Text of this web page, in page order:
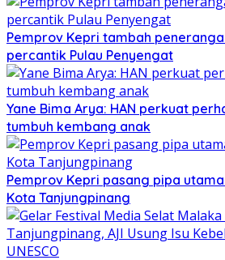
Pemprov Kepri tambah
percantik Pulau Penyengat
Yane Bima Arya: HAN perkuat
tumbuh kembang anak
Pemprov Kepri pasang pipa
Kota Tanjungpinang